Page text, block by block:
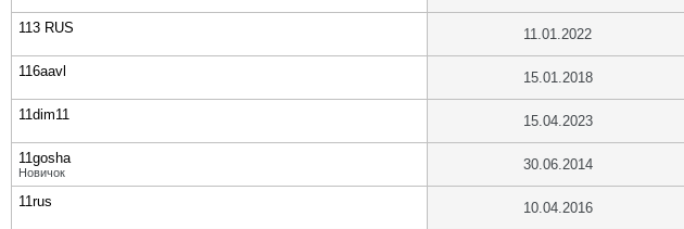
113 RUS 11.01.2022
116aavl 15.01.2018
11dim11 15.04.2023
11gosha
Новичок 30.06.2014
11rus 10.04.2016